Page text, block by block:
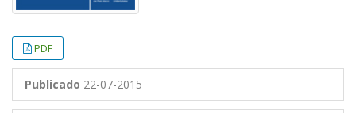
PDF
Publicado 22-07-2015